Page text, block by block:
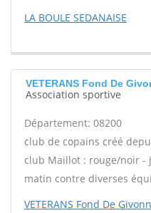
LA BOULE SEDANAISE
VETERANS Fond De
Association sportive
Département: 08200
club de copains créé
club Maillot : rouge/noir -
matin contre diverses
VETERANS Fond De